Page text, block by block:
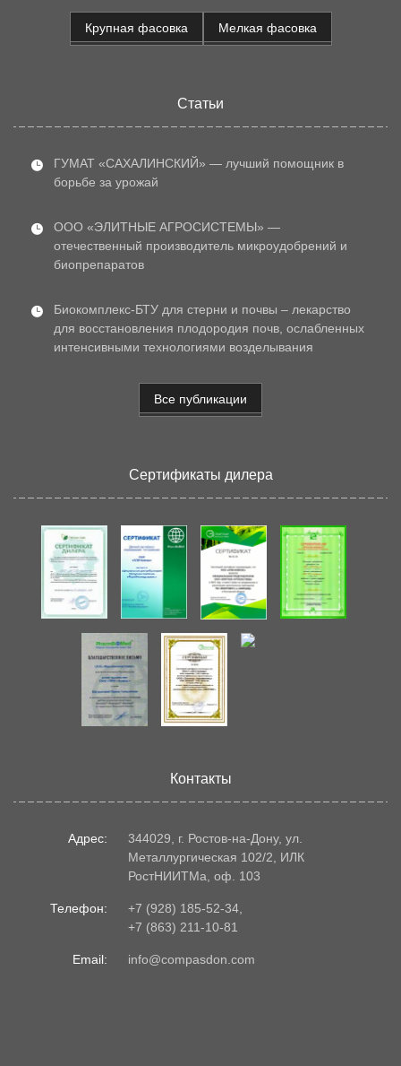
Крупная фасовка Мелкая фасовка
Статьи
ГУМАТ «САХАЛИНСКИЙ» — лучший помощник в
борьбе за урожай
ООО «ЭЛИТНЫЕ АГРОСИСТЕМЫ» —
отечественный производитель микроудобрений и
биопрепаратов
Биокомплекс-БТУ для стерни и почвы – лекарство
для восстановления плодородия почв, ослабленных
интенсивными технологиями возделывания
Все публикации
Сертификаты дилера
Контакты
Адрес:
344029, г. Ростов-на-Дону, ул.
Металлургическая 102/2, ИЛК
РостНИИТМа, оф. 103
Телефон: +7 (928) 185-52-34,
+7 (863) 211-10-81
Email: info@compasdon.com